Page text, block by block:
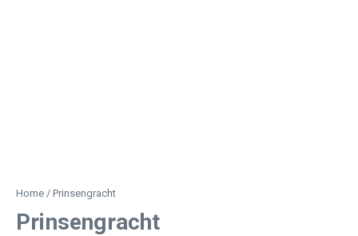
Home / Prinsengracht
Prinsengracht